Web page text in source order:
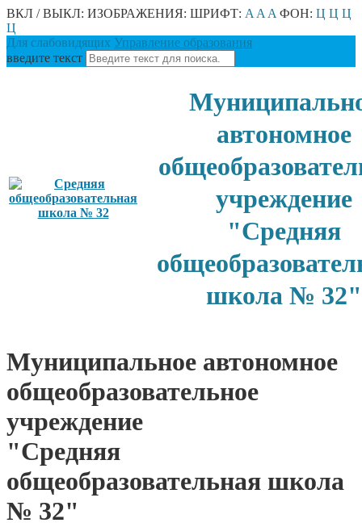
ВКЛ / ВЫКЛ: ИЗОБРАЖЕНИЯ: ШРИФТ: A A A ФОН: Ц Ц Ц
Ц
Для слабовидящих Управление образования
введите текст
автономное
учреждение
"Средняя
школа № 32"
Муниципальное автономное
общеобразовательное
учреждение
"Средняя
общеобразовательная школа
№ 32"